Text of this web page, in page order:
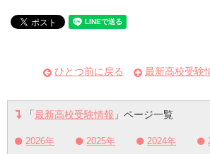
ひとつ前に戻る 最新高校受験
「最新高校受験情報 」ページ一覧
2026年 2025年 2024年